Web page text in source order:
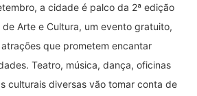
a cidade é palco da 2ª edição
Arte e Cultura, um evento gratuito,
que prometem encantar
Teatro, música, dança, oficinas
culturais diversas vão tomar conta de